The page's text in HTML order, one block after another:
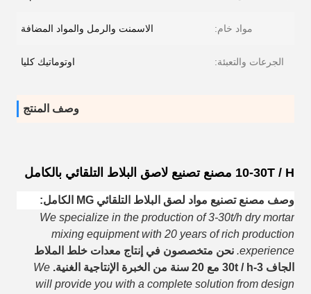
مواد خام: الاسمنت والرمل والمواد المضافة
الجرعات والتعبئة: اوتوماتيك كليا
وصف المنتج
10-30T / H مصنع تصنيع لاصق البلاط التلقائي بالكامل
وصف مصنع تصنيع مواد لصق البلاط التلقائي MG الكامل:
We specialize in the production of 3-30t/h dry mortar
mixing equipment with 20 years of rich production
experience. نحن متخصصون في إنتاج معدات خلط الملاط
الجاف 3-30t / h مع 20 سنة من الخبرة الإنتاجية الغنية.
We
will provide you with a complete solution from design